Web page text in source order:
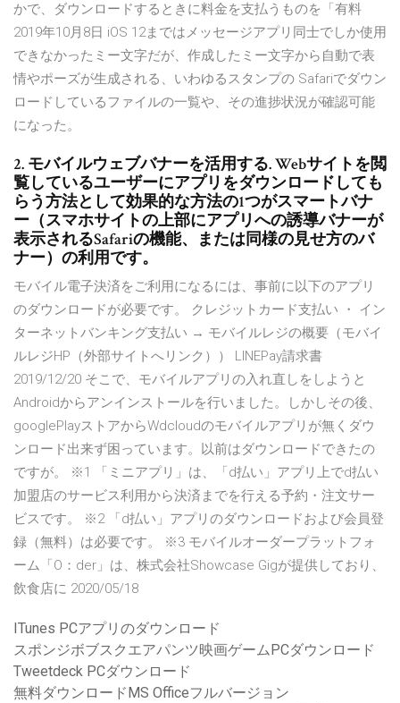
かで、ダウンロードするときに料金を支払うものを「有料
2019年10月8日 iOS 12まではメッセージアプリ同士でしか使用
できなかったミー文字だが、作成したミー文字から自動で表
情やポーズが生成される、いわゆるスタンプの Safariでダウン
ロードしているファイルの一覧や、その進捗状況が確認可能
になった。
2. モバイルウェブバナーを活用する. Webサイトを閲
覧しているユーザーにアプリをダウンロードしても
らう方法として効果的な方法の1つがスマートバナ
ー（スマホサイトの上部にアプリへの誘導バナーが
表示されるSafariの機能、または同様の見せ方のバ
ナー）の利用です。
モバイル電子決済をご利用になるには、事前に以下のアプリ
のダウンロードが必要です。 クレジットカード支払い ・ イン
ターネットバンキング支払い → モバイルレジの概要（モバイ
ルレジHP（外部サイトへリンク）） LINEPay請求書
2019/12/20 そこで、モバイルアプリの入れ直しをしようと
Androidからアンインストールを行いました。しかしその後、
googlePlayストアからWdcloudのモバイルアプリが無くダウ
ンロード出来ず困っています。以前はダウンロードできたの
ですが。 ※1 「ミニアプリ」は、「d払い」アプリ上でd払い
加盟店のサービス利用から決済までを行える予約・注文サー
ビスです。 ※2 「d払い」アプリのダウンロードおよび会員登
録（無料）は必要です。 ※3 モバイルオーダープラットフォ
ーム「O：der」は、株式会社Showcase Gigが提供しており、
飲食店に 2020/05/18
ITunes PCアプリのダウンロード
スポンジボブスクエアパンツ映画ゲームPCダウンロード
Tweetdeck PCダウンロード
無料ダウンロードMS Officeフルバージョン